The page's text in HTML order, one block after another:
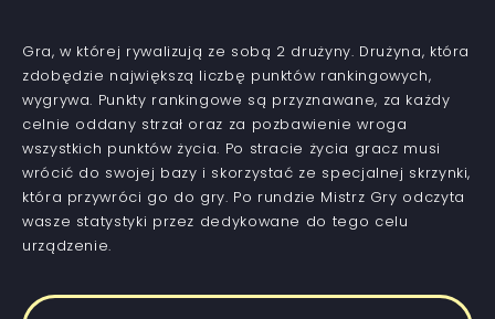
Gra, w której rywalizują ze sobą 2 drużyny. Drużyna, która
zdobędzie największą liczbę punktów rankingowych,
wygrywa. Punkty rankingowe są przyznawane, za każdy
celnie oddany strzał oraz za pozbawienie wroga
wszystkich punktów życia. Po stracie życia gracz musi
wrócić do swojej bazy i skorzystać ze specjalnej skrzynki,
która przywróci go do gry. Po rundzie Mistrz Gry odczyta
wasze statystyki przez dedykowane do tego celu
urządzenie.